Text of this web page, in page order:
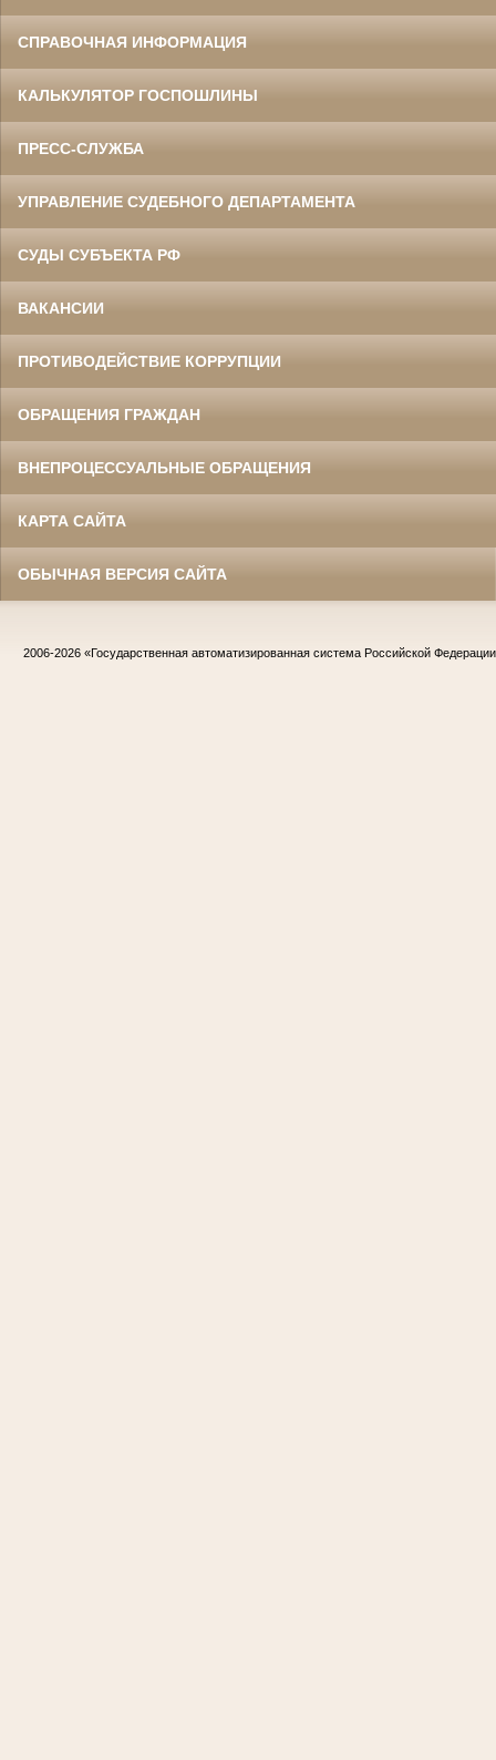
СПРАВОЧНАЯ ИНФОРМАЦИЯ
КАЛЬКУЛЯТОР ГОСПОШЛИНЫ
ПРЕСС-СЛУЖБА
УПРАВЛЕНИЕ СУДЕБНОГО ДЕПАРТАМЕНТА
СУДЫ СУБЪЕКТА РФ
ВАКАНСИИ
ПРОТИВОДЕЙСТВИЕ КОРРУПЦИИ
ОБРАЩЕНИЯ ГРАЖДАН
ВНЕПРОЦЕССУАЛЬНЫЕ ОБРАЩЕНИЯ
КАРТА САЙТА
ОБЫЧНАЯ ВЕРСИЯ САЙТА
2006-2026 «Государственная автоматизированная система Российской